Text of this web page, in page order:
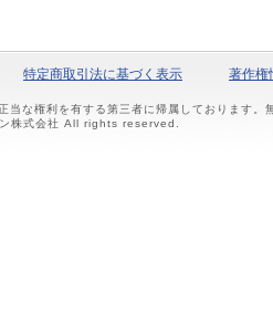
特定商取引法に基づく表示 著作権
な権利を有する第三者に帰属しております。
株式会社 All rights reserved.